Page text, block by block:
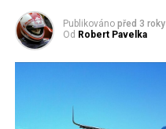
Publikováno před 3 roky
Od Robert Pavelka